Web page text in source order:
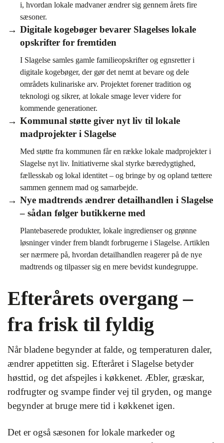
i, hvordan lokale madvaner ændrer sig gennem årets fire
sæsoner.
Digitale kogebøger bevarer Slagelses lokale
opskrifter for fremtiden
I Slagelse samles gamle familieopskrifter og egnsretter i
digitale kogebøger, der gør det nemt at bevare og dele
områdets kulinariske arv. Projektet forener tradition og
teknologi og sikrer, at lokale smage lever videre for
kommende generationer.
Kommunal støtte giver nyt liv til lokale
madprojekter i Slagelse
Med støtte fra kommunen får en række lokale madprojekter i
Slagelse nyt liv. Initiativerne skal styrke bæredygtighed,
fællesskab og lokal identitet – og bringe by og opland tættere
sammen gennem mad og samarbejde.
Nye madtrends ændrer detailhandlen i Slagelse
– sådan følger butikkerne med
Plantebaserede produkter, lokale ingredienser og grønne
løsninger vinder frem blandt forbrugerne i Slagelse. Artiklen
ser nærmere på, hvordan detailhandlen reagerer på de nye
madtrends og tilpasser sig en mere bevidst kundegruppe.
Efterårets overgang –
fra frisk til fyldig
Når bladene begynder at falde, og temperaturen daler,
ændrer appetitten sig. Efteråret i Slagelse betyder
høsttid, og det afspejles i køkkenet. Æbler, græskar,
rodfrugter og svampe finder vej til gryden, og mange
begynder at bruge mere tid i køkkenet igen.
Det er også sæsonen for lokale markeder og